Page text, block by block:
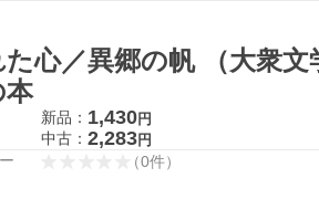
心／異郷の帆 （大衆
本
新品： 1,430円
中古： 2,283円
（0件）